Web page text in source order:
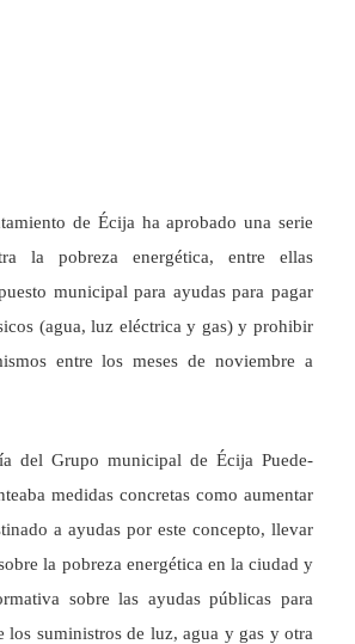
de Écija ha aprobado una serie
la pobreza energética, entre ellas
municipal para ayudas para pagar
(agua, luz eléctrica y gas) y prohibir
entre los meses de noviembre a
del Grupo municipal de Écija Puede-
medidas concretas como aumentar
a ayudas por este concepto, llevar
la pobreza energética en la ciudad y
sobre las ayudas públicas para
los suministros de luz, agua y gas y otra